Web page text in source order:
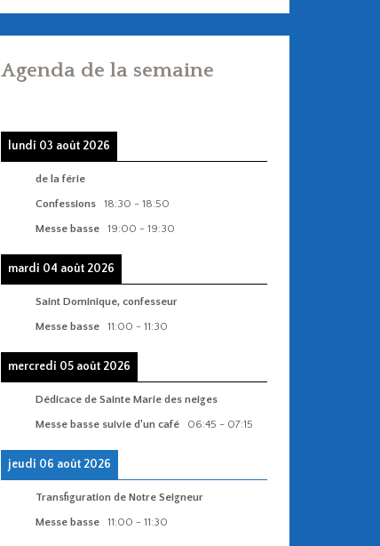
Agenda de la semaine
lundi 03 août 2026
de la férie
Confessions
18:30 - 18:50
Messe basse
19:00 - 19:30
mardi 04 août 2026
Saint Dominique, confesseur
Messe basse
11:00 - 11:30
mercredi 05 août 2026
Dédicace de Sainte Marie des neiges
Messe basse suivie d'un café
06:45 - 07:15
jeudi 06 août 2026
Transfiguration de Notre Seigneur
Messe basse
11:00 - 11:30